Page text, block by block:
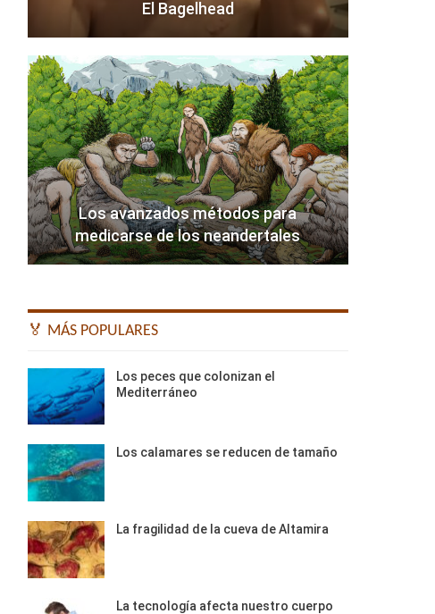
El Bagelhead
Los avanzados métodos para
medicarse de los neandertales
🏅 MÁS POPULARES
Los peces que colonizan el
Mediterráneo
Los calamares se reducen de tamaño
La fragilidad de la cueva de Altamira
La tecnología afecta nuestro cuerpo